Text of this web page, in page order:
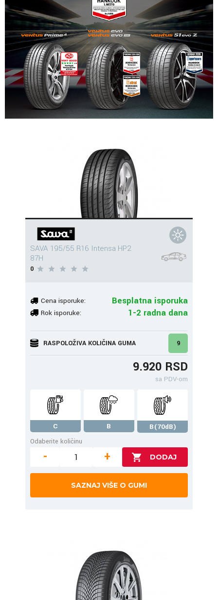
SAVA 195/55 R16 Intensa HP2
87H
0
Cena isporuke: Besplatna isporuka
Rok isporuke: 1-2 radna dana
RASPOLOŽIVA KOLIČINA GUMA 9
9.920 RSD
sa PDV-om
C B
B(70dB)
Odaberite količinu
- +
SAZNAJ VIŠE O GUMI